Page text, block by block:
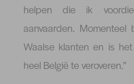
helpen die ik
aanvaarden.
Waalse klanten en is
heel België te veroveren.”